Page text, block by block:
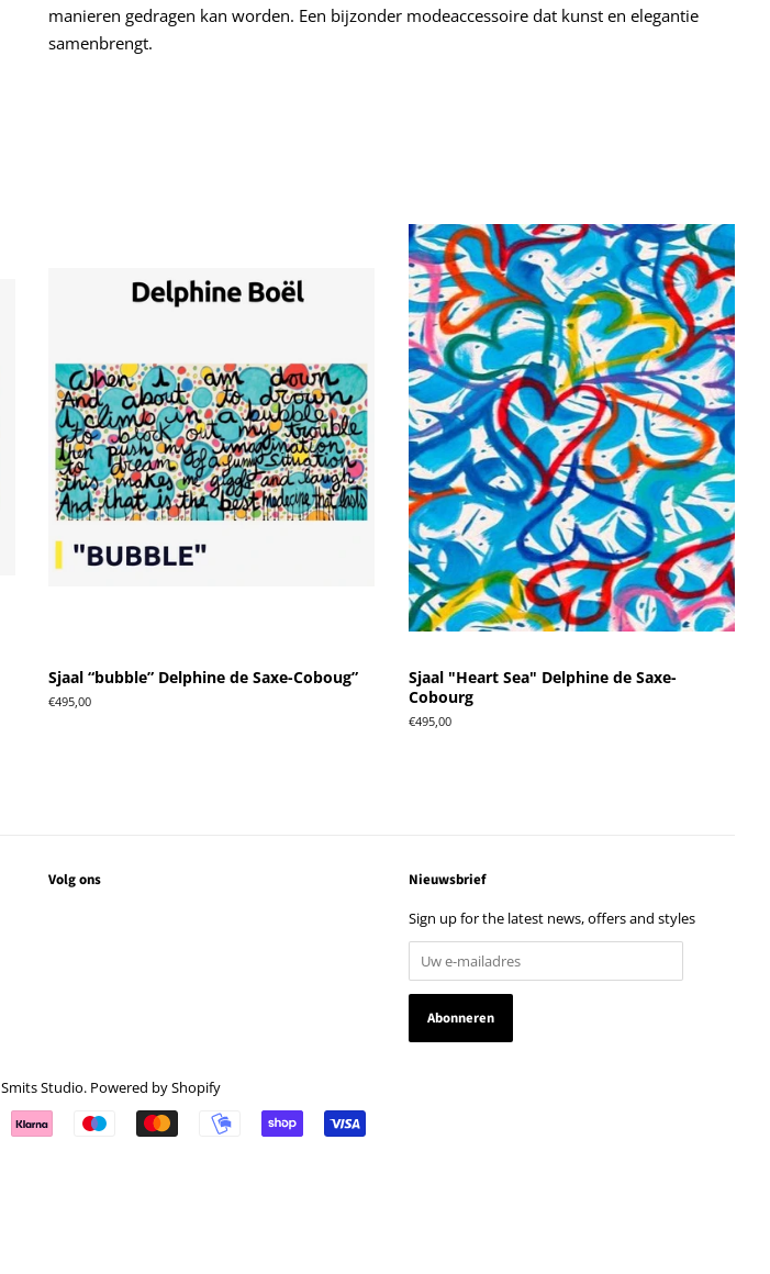
manieren gedragen kan worden. Een bijzonder modeaccessoire dat kunst en elegantie
samenbrengt.
Sjaal “bubble” Delphine de Saxe-Coboug”
Normale
€495,00
Sjaal "Heart Sea" Delphine de Saxe-
Cobourg
Normale
€495,00
Volg ons
Nieuwsbrief
Sign up for the latest news, offers and styles
Smits Studio. Powered by Shopify
Betalingspictogrammen